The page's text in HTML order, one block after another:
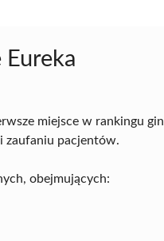
miejsce w rankingu
zaufaniu pacjentów.
obejmujących: